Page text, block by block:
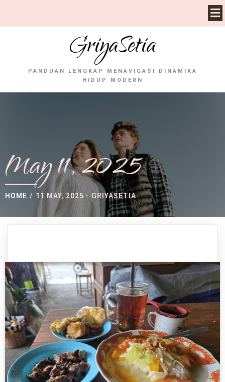
GriyaSetia
PANDUAN LENGKAP MENAVIGASI DINAMIKA
HIDUP MODERN
May 11, 2025
HOME / 11 MAY, 2025 - GRIYASETIA